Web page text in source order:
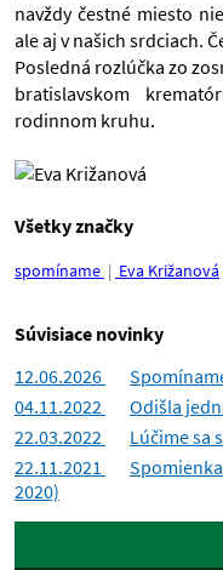
navždy čestné miesto
ale aj v našich srdciach.
Posledná rozlúčka zo
bratislavskom
rodinnom kruhu.
Všetky značky
spomíname Eva Križanová
Súvisiace novinky
12.06.2026
04.11.2022
Odišla
22.03.2022
Lúčime sa
22.11.2021
2020)